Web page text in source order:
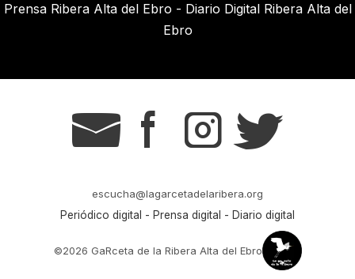
Prensa Ribera Alta del Ebro - Diario Digital Ribera Alta del
Ebro
g s t r
escucha@lagarcetadelaribera.org
Periódico digital - Prensa digital - Diario digital
©2026 GaRceta de la Ribera Alta del Ebro